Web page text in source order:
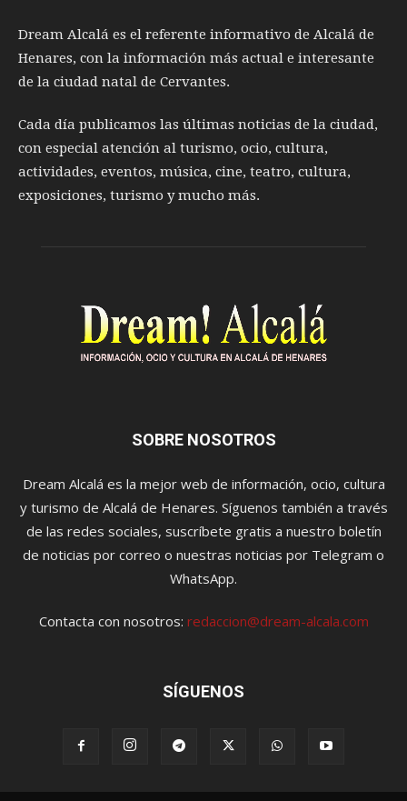
Dream Alcalá es el referente informativo de Alcalá de
Henares, con la información más actual e interesante
de la ciudad natal de Cervantes.
Cada día publicamos las últimas noticias de la ciudad,
con especial atención al turismo, ocio, cultura,
actividades, eventos, música, cine, teatro, cultura,
exposiciones, turismo y mucho más.
SOBRE NOSOTROS
Dream Alcalá es la mejor web de información, ocio, cultura
y turismo de Alcalá de Henares. Síguenos también a través
de las redes sociales, suscríbete gratis a nuestro boletín
de noticias por correo o nuestras noticias por Telegram o
WhatsApp.
Contacta con nosotros: redaccion@dream-alcala.com
SÍGUENOS